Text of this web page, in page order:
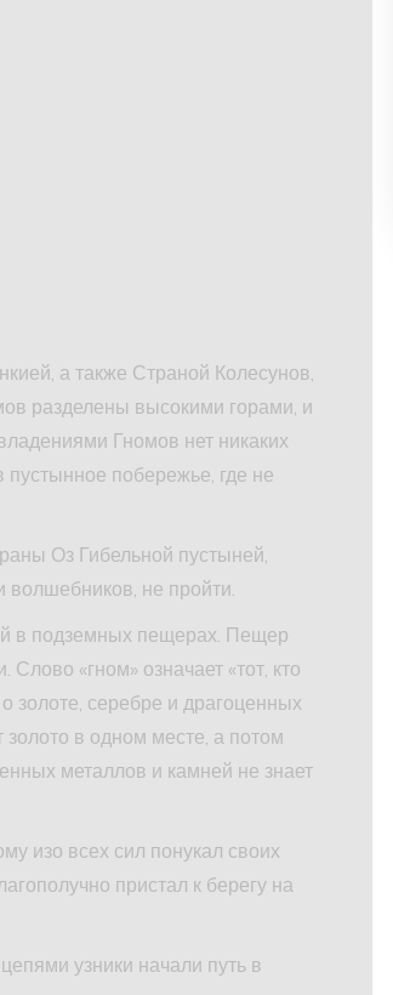
а также Страной Колесунов,
разделены высокими горами, и
Гномов нет никаких
побережье, где не
Оз Гибельной пустыней,
не пройти.
в подземных пещерах. Пещер
«гном» означает «тот, кто
золоте, серебре и драгоценных
в одном месте, а потом
металлов и камней не знает
изо всех сил понукал своих
пристал к берегу на
узники начали путь в